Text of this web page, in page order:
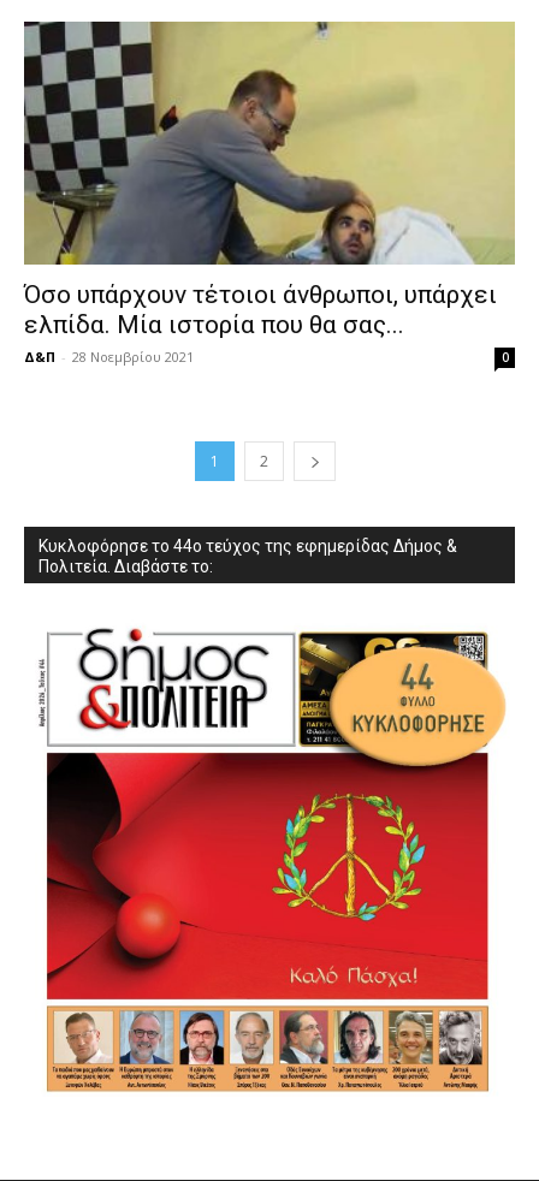
Όσο υπάρχουν τέτοιοι άνθρωποι, υπάρχει
ελπίδα. Μία ιστορία που θα σας...
Δ&Π - 28 Νοεμβρίου 2021 0
1 2
Κυκλοφόρησε το 44ο τεύχος της εφημερίδας Δήμος &
Πολιτεία. Διαβάστε το: